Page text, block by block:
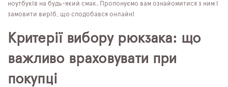
ноутбуків на будь-який смак. Пропонуємо вам ознайомитися з ним і
замовити виріб, що сподобався онлайн!
Критерії вибору рюкзака: що
важливо враховувати при
покупці